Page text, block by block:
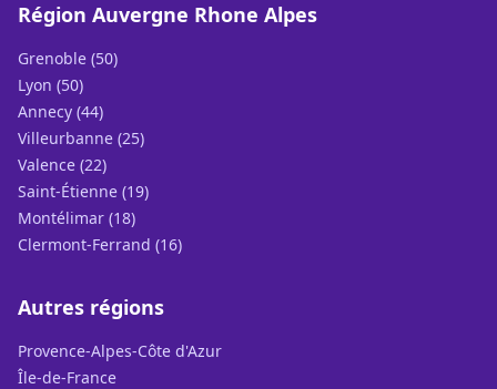
Région Auvergne Rhone Alpes
Grenoble (50)
Lyon (50)
Annecy (44)
Villeurbanne (25)
Valence (22)
Saint-Étienne (19)
Montélimar (18)
Clermont-Ferrand (16)
Autres régions
Provence-Alpes-Côte d'Azur
Île-de-France